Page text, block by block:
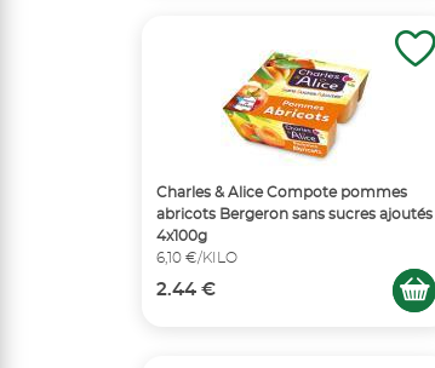
Charles & Alice Compote pommes
abricots Bergeron sans sucres ajoutés
4x100g
6,10 €/KILO
2.44 €